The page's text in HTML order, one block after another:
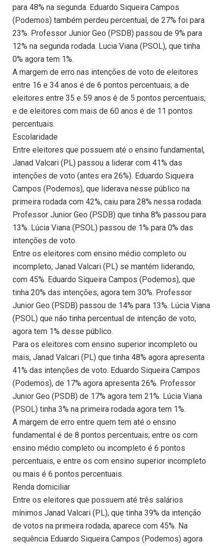
para 48% na segunda. Eduardo Siqueira Campos
(Podemos) também perdeu percentual, de 27% foi para
23%. Professor Junior Geo (PSDB) passou de 9% para
12% na segunda rodada. Lucia Viana (PSOL), que tinha
0% agora tem 1%.
A margem de erro nas intenções de voto de eleitores
entre 16 e 34 anos é de 6 pontos percentuais; a de
eleitores entre 35 e 59 anos é de 5 pontos percentuais;
e de eleitores com mais de 60 anos é de 11 pontos
percentuais.
Escolaridade
Entre eleitores que possuem até o ensino fundamental,
Janad Valcari (PL) passou a liderar com 41% das
intenções de voto (antes era 26%). Eduardo Siqueira
Campos (Podemos), que liderava nesse público na
primeira rodada com 42%, caiu para 28% nessa rodada.
Professor Junior Geo (PSDB) que tinha 8% passou para
13%. Lúcia Viana (PSOL) passou de 1% para 0% das
intenções de voto.
Entre os eleitores com ensino médio completo ou
incompleto, Janad Valcari (PL) se mantém liderando,
com 45%. Eduardo Siqueira Campos (Podemos), que
tinha 20% das intenções, agora tem 30%. Professor
Junior Geo (PSDB) passou de 14% para 13%. Lúcia Viana
(PSOL) que não tinha percentual de intenção de voto,
agora tem 1% desse público.
Para os eleitores com ensino superior incompleto ou
mais, Janad Valcari (PL) que tinha 48% agora apresenta
41% das intenções de voto. Eduardo Siqueira Campos
(Podemos), de 17% agora apresenta 26%. Professor
Junior Geo (PSDB) de 17% agora tem 21%. Lúcia Viana
(PSOL) tinha 3% na primeira rodada agora tem 1%.
A margem de erro entre quem tem até o ensino
fundamental é de 8 pontos percentuais; entre os com
ensino médio completo ou incompleto é 6 pontos
percentuais, e entre os com ensino superior incompleto
ou mais é 6 pontos percentuais.
Renda domiciliar
Entre os eleitores que possuem até três salários
mínimos Janad Valcari (PL), que tinha 39% da intenção
de votos na primeira rodada, aparece com 45%. Na
sequência Eduardo Siqueira Campos (Podemos) agora